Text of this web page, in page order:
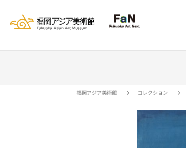
福岡アジア美術館 コレクション